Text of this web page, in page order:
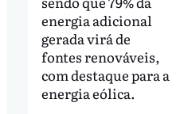
energia adicional
gerada virá de
fontes renováveis,
com destaque para a
energia eólica.